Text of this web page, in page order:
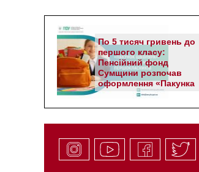
По 5 тисяч гривень до
першого класу:
Пенсійний фонд
Сумщини розпочав
оформлення «Пакунка
школяра»